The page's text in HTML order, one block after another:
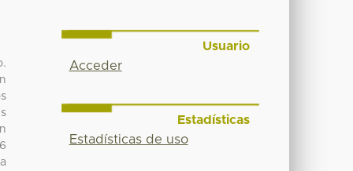
Usuario
Acceder
Estadísticas
Estadísticas de uso